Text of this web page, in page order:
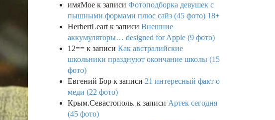
имяМое к записи Фотоподборка девушек с
пышными формами плюс сайз (45 фото) 18+
HerbertLeart к записи Внешние
аккумуляторы… designed for Apple (9 фото)
12== к записи Как австралийские
школьники празднуют окончание школы (15
фото)
Евгений Бор к записи 21 интересный факт о
меди (22 фото)
Крым.Севастополь. к записи Артек сегодня
(45 фото)